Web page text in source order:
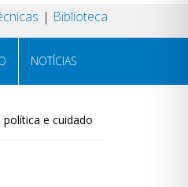
Biblioteca
NOTÍCIAS
e cuidado